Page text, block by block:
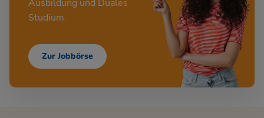
Ausbildung und Duales
Studium.
Zur Jobbörse